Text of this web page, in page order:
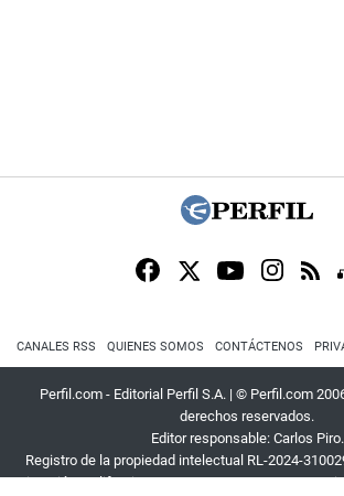
CANALES RSS QUIENES SOMOS CONTÁCTENOS
Perfil.com - Editorial Perfil S.A. | © Perfil.com
derechos reservados.
Editor responsable: Carlos Piro.
Registro de la propiedad intelectual RL-2024-
Dirección:California 2715,C1289ABI,CABA,